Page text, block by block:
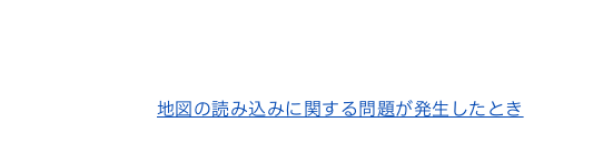
地図の読み込みに関する問題が発生したとき